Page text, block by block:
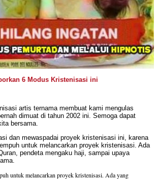
6 Modus Kristenisasi ini
artis ternama membuat kami mengulas
dimuat di tahun 2002 ini. Semoga dapat
bersama.
dan mewaspadai proyek kristenisasi ini, karena
untuk melancarkan proyek kristenisasi. Ada
pendeta mengaku haji, sampai upaya
untuk melancarkan proyek kristenisasi. Ada yang